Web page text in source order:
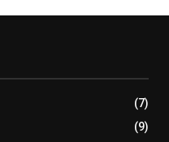
(7)
(9)